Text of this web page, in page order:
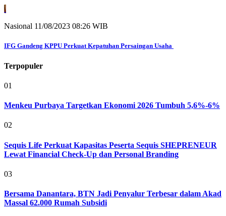
Nasional 11/08/2023 08:26 WIB
IFG Gandeng KPPU Perkuat Kepatuhan Persaingan Usaha
Terpopuler
01
Menkeu Purbaya Targetkan Ekonomi 2026 Tumbuh 5,6%-6%
02
Sequis Life Perkuat Kapasitas Peserta Sequis SHEPRENEUR
Lewat Financial Check-Up dan Personal Branding
03
Bersama Danantara, BTN Jadi Penyalur Terbesar dalam Akad
Massal 62.000 Rumah Subsidi